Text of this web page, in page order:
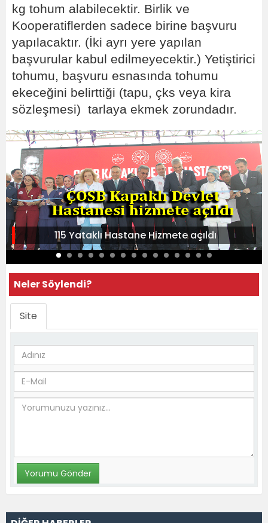
kg tohum alabilecektir. Birlik ve
Kooperatiflerden sadece birine başvuru
yapılacaktır. (İki ayrı yere yapılan
başvurular kabul edilmeyecektir.) Yetiştirici
tohumu, başvuru esnasında tohumu
ekeceğini belirttiği (tapu, çks veya kira
sözleşmesi) tarlaya ekmek zorundadır.
115 Yataklı Hastane Hizmete açıldı
Neler Söylendi?
Site